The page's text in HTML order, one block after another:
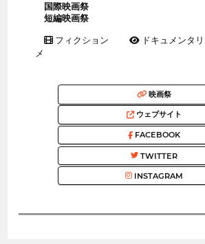
国際映画祭
短編映画祭
フィクション ドキュメンタ
メ
映画祭
ウェブサイト
FACEBOOK
TWITTER
INSTAGRAM